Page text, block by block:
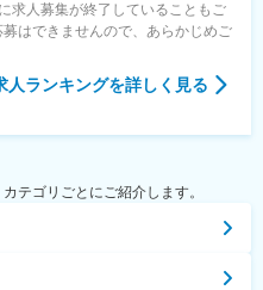
求人募集が終了していることもご
はできませんので、あらかじめご
人ランキングを詳しく見る
テゴリごとにご紹介します。